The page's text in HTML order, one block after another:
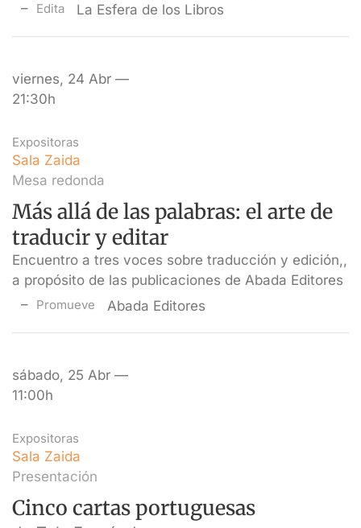
Edita La Esfera de los Libros
viernes, 24 Abr —
21:30h
Expositoras
Sala Zaida
Mesa redonda
Más allá de las palabras: el arte de
traducir y editar
Encuentro a tres voces sobre traducción y edición,,
a propósito de las publicaciones de Abada Editores
Promueve Abada Editores
sábado, 25 Abr —
11:00h
Expositoras
Sala Zaida
Presentación
Cinco cartas portuguesas